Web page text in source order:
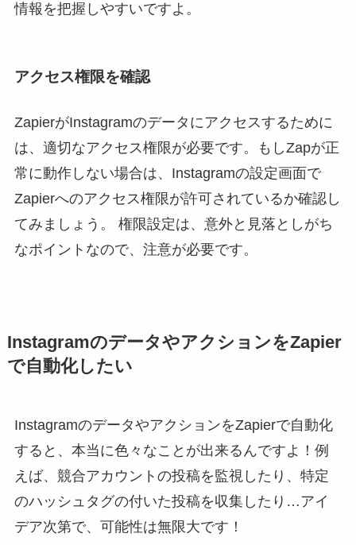
情報を把握しやすいですよ。
アクセス権限を確認
ZapierがInstagramのデータにアクセスするために
は、適切なアクセス権限が必要です。もしZapが正
常に動作しない場合は、Instagramの設定画面で
Zapierへのアクセス権限が許可されているか確認し
てみましょう。 権限設定は、意外と見落としがち
なポイントなので、注意が必要です。
InstagramのデータやアクションをZapier
で自動化したい
InstagramのデータやアクションをZapierで自動化
すると、本当に色々なことが出来るんですよ！例
えば、競合アカウントの投稿を監視したり、特定
のハッシュタグの付いた投稿を収集したり…アイ
デア次第で、可能性は無限大です！